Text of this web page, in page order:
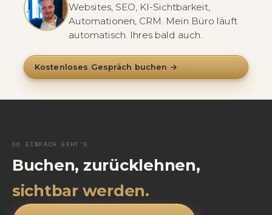
Websites, SEO, KI-Sichtbarkeit,
Automationen, CRM. Mein Büro läuft
automatisch. Ihres bald auch.
Kostenloses Gespräch buchen →
SO EINFACH GEHT’S
Buchen, zurücklehnen,
sichtbar werden.